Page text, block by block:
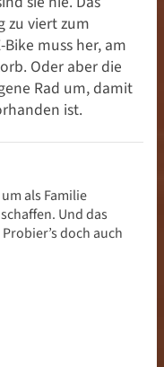
zu viert zum
muss her, am
Oder aber die
Rad um, damit
ist.
als Familie
Und das
doch auch